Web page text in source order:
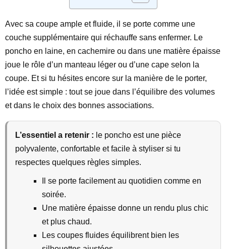
Avec sa coupe ample et fluide, il se porte comme une
couche supplémentaire qui réchauffe sans enfermer. Le
poncho en laine, en cachemire ou dans une matière épaisse
joue le rôle d’un manteau léger ou d’une cape selon la
coupe. Et si tu hésites encore sur la manière de le porter,
l’idée est simple : tout se joue dans l’équilibre des volumes
et dans le choix des bonnes associations.
L’essentiel a retenir : le poncho est une pièce
polyvalente, confortable et facile à styliser si tu
respectes quelques règles simples.
Il se porte facilement au quotidien comme en
soirée.
Une matière épaisse donne un rendu plus chic
et plus chaud.
Les coupes fluides équilibrent bien les